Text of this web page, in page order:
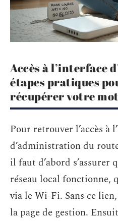
Accès à l’interface
étapes pratiques
récupérer votre mot
Pour retrouver l’accès à
d’administration du
il faut d’abord s’assurer
réseau local fonctionne,
via le Wi-Fi. Sans ce
la page de gestion.